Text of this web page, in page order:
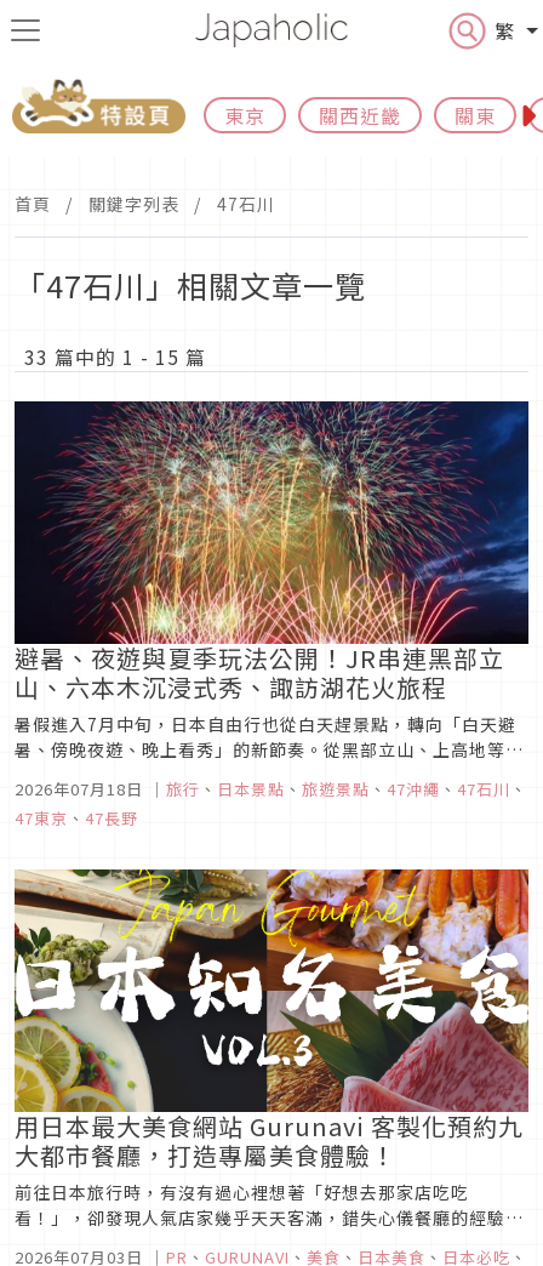
繁
東京 關西近畿 關東
首頁 關鍵字列表 47石川
「47石川」相關文章一覽
33 篇中的 1 - 15 篇
避暑、夜遊與夏季玩法公開！JR串連黑部立
山、六本木沉浸式秀、諏訪湖花火旅程
暑假進入7月中旬，日本自由行也從白天趕景點，轉向「白天避
暑、傍晚夜遊、晚上看秀」的新節奏。從黑部立山、上高地等高
票、住宿已經確定，旅客仍能在既有行程中加入更有地方特色的
新玩法。
2026年07月18日 ｜ 旅行 、 日本景點 、 旅遊景點 、 47沖繩 、 47石川 、
47東京 、 47長野
用日本最大美食網站 Gurunavi 客製化預約九
大都市餐廳，打造專屬美食體驗！
前往日本旅行時，有沒有過心裡想著「好想去那家店吃吃
看！」，卻發現人氣店家幾乎天天客滿，錯失心儀餐廳的經驗
2026年07月03日 ｜ PR 、 GURUNAVI 、 美食 、 日本美食 、 日本必吃 、